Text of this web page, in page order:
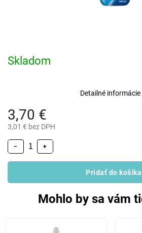
3,70 €
3,01 € bez DPH
Skladom
+
−
Pridať do košíka
Detailné informácie
Mohlo by sa vám